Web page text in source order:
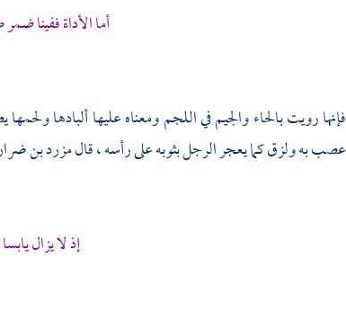
أما الأداة ففينا
فإنها رويت بالحاء والجيم في اللجم ومعناه عليها ألبادها
عصب به ولزق كما يعجر الرجل بثوبه على رأسه ، قالمزرد بن
إذ لا يزال